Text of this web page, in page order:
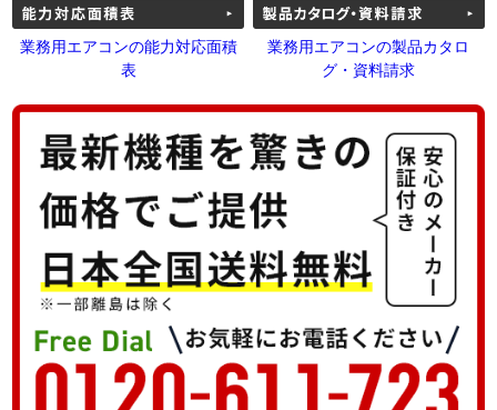
業務用エアコンの能力対応面積
表
業務用エアコンの製品カタロ
グ・資料請求